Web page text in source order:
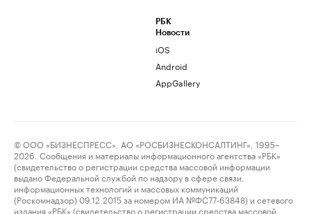
РБК
Новости
iOS
Android
AppGallery
© ООО «БИЗНЕСПРЕСС», АО «РОСБИЗНЕСКОНСАЛТИНГ», 1995–
2026. Сообщения и материалы информационного агентства «РБК»
(свидетельство о регистрации средства массовой информации
выдано Федеральной службой по надзору в сфере связи,
информационных технологий и массовых коммуникаций
(Роскомнадзор) 09.12.2015 за номером ИА №ФС77-63848) и сетевого
издания «РБК» (свидетельство о регистрации средства массовой